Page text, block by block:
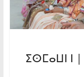
الأسماء الأمازيغية و معانيها | ⵉⵙⵎⴰⵡⵏ ⵏ